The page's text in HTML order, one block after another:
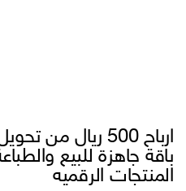
ارباح 500 ريال
باقة جاهزة للبيع
المنتجات الرقميه